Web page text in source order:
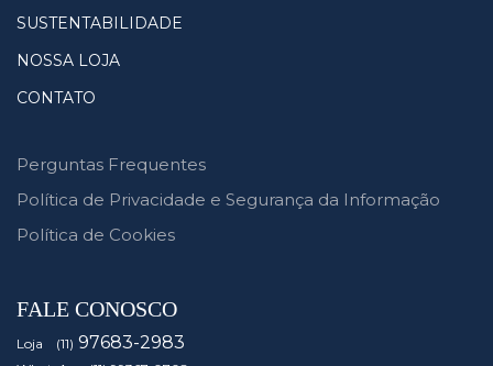
SUSTENTABILIDADE
NOSSA LOJA
CONTATO
Perguntas Frequentes
Política de Privacidade e Segurança da Informação
Política de Cookies
FALE CONOSCO
Loja (11) 97683-2983